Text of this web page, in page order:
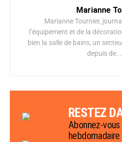
Marianne
Marianne Tournier,
l’équipement et de la
bien la salle de bains, un
depuis de...
RESTEZ
Abonnez-
hebdomadaire